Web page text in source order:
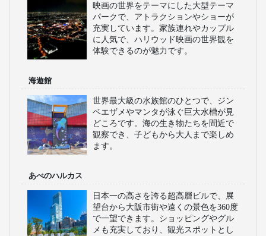
映画の世界をテーマにした大型テーマ
パークで、アトラクションやショーが
充実しています。家族連れやカップル
に人気で、ハリウッド映画の世界観を
体験できるのが魅力です。
海遊館
世界最大級の水族館のひとつで、ジン
ベエザメやマンタが泳ぐ巨大水槽が見
どころです。海の生き物たちを間近で
観察でき、子どもから大人まで楽しめ
ます。
あべのハルカス
日本一の高さを誇る超高層ビルで、展
望台から大阪市街や遠くの景色を360度
で一望できます。ショッピングやグル
メも充実しており、観光スポットとし